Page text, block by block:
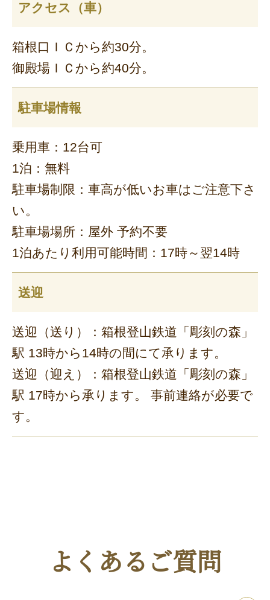
アクセス（車）
箱根口ＩＣから約30分。
御殿場ＩＣから約40分。
駐車場情報
乗用車：12台可
1泊：無料
駐車場制限：車高が低いお車はご注意下さ
い。
駐車場場所：屋外 予約不要
1泊あたり利用可能時間：17時～翌14時
送迎
送迎（送り）：箱根登山鉄道「彫刻の森」
駅 13時から14時の間にて承ります。
送迎（迎え）：箱根登山鉄道「彫刻の森」
駅 17時から承ります。 事前連絡が必要で
す。
よくあるご質問